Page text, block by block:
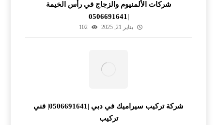
شركات الألمنيوم والزجاج في رأس الخيمة
|0506691641
يناير 21, 2025 102
شركة تركيب سيراميك في دبي |0506691641| فني
تركيب